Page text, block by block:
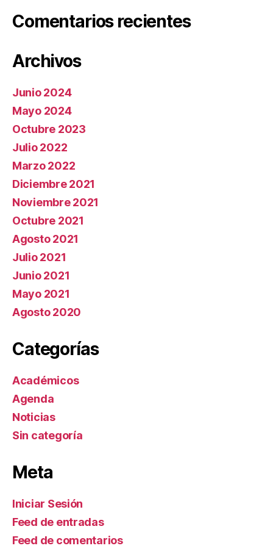
Comentarios recientes
Archivos
Junio 2024
Mayo 2024
Octubre 2023
Julio 2022
Marzo 2022
Diciembre 2021
Noviembre 2021
Octubre 2021
Agosto 2021
Julio 2021
Junio 2021
Mayo 2021
Agosto 2020
Categorías
Académicos
Agenda
Noticias
Sin categoría
Meta
Iniciar Sesión
Feed de entradas
Feed de comentarios